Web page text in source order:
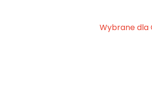
Wybrane dla